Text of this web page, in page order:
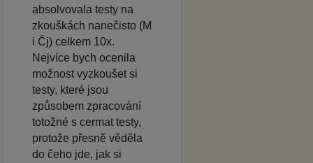
absolvovala testy na
zkouškách nanečisto (M
i Čj) celkem 10x.
Nejvíce bych ocenila
možnost vyzkoušet si
testy, které jsou
způsobem zpracování
totožné s cermat testy,
protože přesně věděla
do čeho jde, jak si